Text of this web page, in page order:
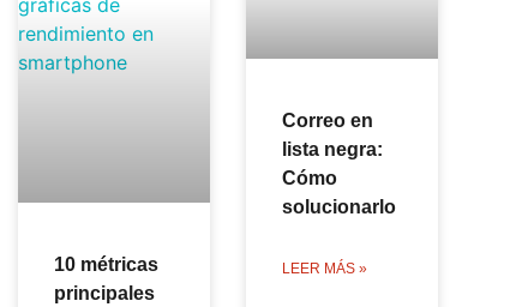
10 métricas
principales
Correo en
lista negra:
Cómo
solucionarlo
LEER MÁS »